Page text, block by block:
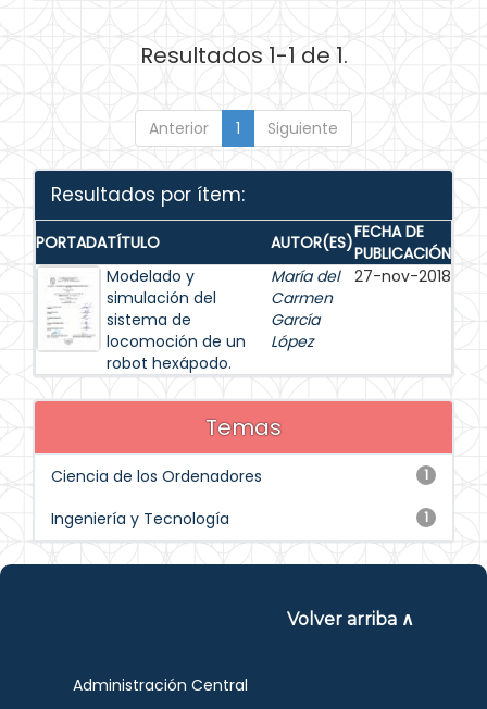
Resultados 1-1 de 1.
Anterior 1 Siguiente
Resultados por ítem:
PORTADATÍTULO AUTOR(ES)FECHA DE
PUBLICACIÓN
Modelado y
simulación del
sistema de
locomoción de un
robot hexápodo.
María del
Carmen
García
López
27-nov-2018
Temas
1
Ciencia de los Ordenadores
1
Ingeniería y Tecnología
Volver arriba ∧
Administración Central